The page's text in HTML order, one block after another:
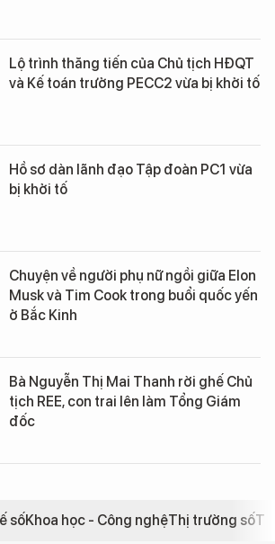
Lộ trình thăng tiến của Chủ tịch HĐQT
và Kế toán trưởng PECC2 vừa bị khởi tố
Hồ sơ dàn lãnh đạo Tập đoàn PC1 vừa
bị khởi tố
Chuyện về người phụ nữ ngồi giữa Elon
Musk và Tim Cook trong buổi quốc yến
ở Bắc Kinh
Bà Nguyễn Thị Mai Thanh rời ghế Chủ
tịch REE, con trai lên làm Tổng Giám
đốc
sốKhoa học - Công nghệThị trường số